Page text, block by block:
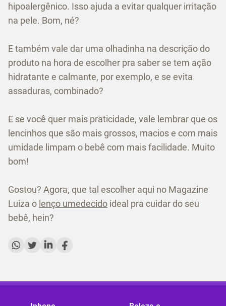
hipoalergênico. Isso ajuda a evitar qualquer irritação
na pele. Bom, né?
E também vale dar uma olhadinha na descrição do
produto na hora de escolher pra saber se tem ação
hidratante e calmante, por exemplo, e se evita
assaduras, combinado?
E se você quer mais praticidade, vale lembrar que os
lencinhos que são mais grossos, macios e com mais
umidade limpam o bebê com mais facilidade. Muito
bom!
Gostou? Agora, que tal escolher aqui no Magazine
Luiza o lenço umedecido ideal pra cuidar do seu
bebê, hein?